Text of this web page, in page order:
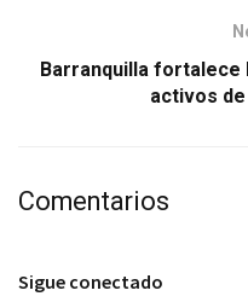
Barranquilla fortalece
activos
Comentarios
Sigue conectado